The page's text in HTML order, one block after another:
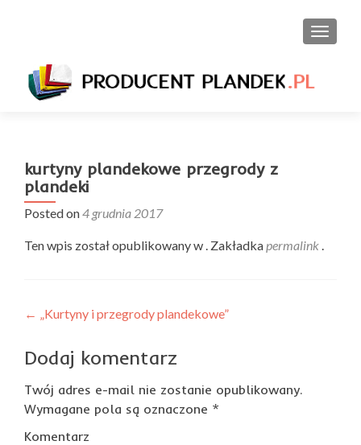
kurtyny plandekowe przegrody z
plandeki
Posted on4 grudnia 2017
Ten wpis został opublikowany w . Zakładkapermalink .
Nawigacja
wpisu
← „Kurtyny i przegrody plandekowe”
Dodaj komentarz
Twój adres e-mail nie zostanie opublikowany.
Wymagane pola są oznaczone *
Komentarz